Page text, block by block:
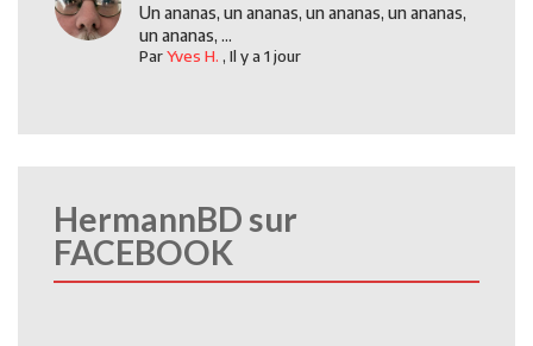
Un ananas, un ananas, un ananas, un ananas,
un ananas, ...
ParYves H. ,Il y a 1 jour
HermannBD sur
FACEBOOK